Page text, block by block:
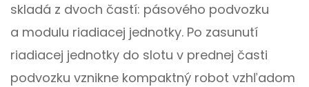
skladá z dvoch častí: pásového podvozku
a modulu riadiacej jednotky. Po zasunutí
riadiacej jednotky do slotu v prednej časti
podvozku vznikne kompaktný robot vzhľadom